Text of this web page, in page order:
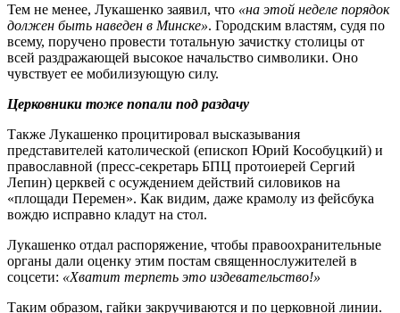
Тем не менее, Лукашенко заявил, что «на этой неделе порядок
должен быть наведен в Минске». Городским властям, судя по
всему, поручено провести тотальную зачистку столицы от
всей раздражающей высокое начальство символики. Оно
чувствует ее мобилизующую силу.
Церковники тоже попали под раздачу
Также Лукашенко процитировал высказывания
представителей католической (епископ Юрий Кособуцкий) и
православной (пресс-секретарь БПЦ протоиерей Сергий
Лепин) церквей с осуждением действий силовиков на
«площади Перемен». Как видим, даже крамолу из фейсбука
вождю исправно кладут на стол.
Лукашенко отдал распоряжение, чтобы правоохранительные
органы дали оценку этим постам священнослужителей в
соцсети: «Хватит терпеть это издевательство!»
Таким образом, гайки закручиваются и по церковной линии.